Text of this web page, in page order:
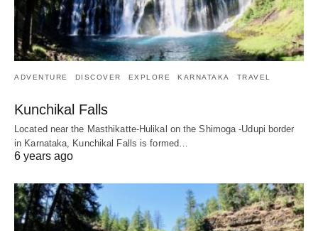
ADVENTURE DISCOVER EXPLORE KARNATAKA TRAVEL
Kunchikal Falls
Located near the Masthikatte-Hulikal on the Shimoga -Udupi border
in Karnataka, Kunchikal Falls is formed…
6 years ago